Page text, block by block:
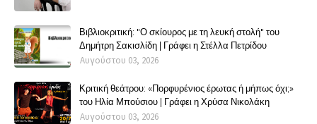
Βιβλιοκριτική: "Ο σκίουρος με τη λευκή στολή" του
Δημήτρη Σακισλίδη | Γράφει η Στέλλα Πετρίδου
Αυγούστου 03, 2026
Κριτική θεάτρου: «Πορφυρένιος έρωτας ή μήπως όχι;»
του Ηλία Μπούσιου | Γράφει η Χρύσα Νικολάκη
Αυγούστου 03, 2026